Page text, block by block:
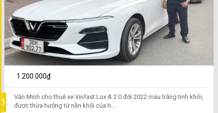
1.200.000₫
Văn Minh cho thuê xe Vinfast Lux A 2.0 đời 2022 màu trắng tinh khôi,
được thừa hưởng từ nền khối của h...